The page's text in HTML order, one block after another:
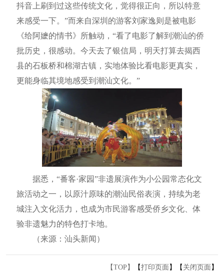
抖音上刷到过这些传统文化，觉得很正向，所以特意
来感受一下。”而来自深圳的游客刘家逸则是被电影
《给阿嬷的情书》所触动，“看了电影了解到潮汕的侨
批历史，很感动。今天去了银信局，明天打算去揭西
县的石板桥和棉湖古镇，实地体验比看电影更真实，
更能身临其境地感受到潮汕文化。”
据悉，“番客·家园”非遗展演作为小公园常态化文
旅活动之一，以原汁原味的潮汕民俗表演，持续为老
城注入文化活力，也成为市民游客感受侨乡文化、体
验非遗魅力的特色打卡地。
（来源：汕头新闻）
【TOP】 【打印页面 】【 关闭页面 】